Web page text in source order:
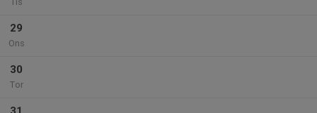
29
Ons
30
Tor